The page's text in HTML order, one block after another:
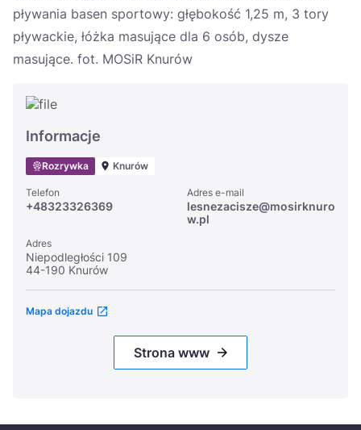
pływania basen sportowy: głębokość 1,25 m, 3 tory
pływackie, łóżka masujące dla 6 osób, dysze
masujące. fot. MOSiR Knurów
Informacje
Rozrywka Knurów
Telefon
+48323326369
Adres e-mail
lesnezacisze@mosirknuro
w.pl
Adres
Niepodległości 109
44-190 Knurów
Mapa dojazdu
Strona www